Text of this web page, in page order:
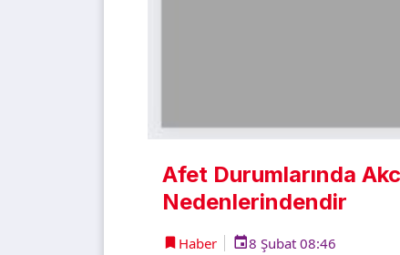
Afet Durumlarında
Nedenlerindendir
Haber 8 Şubat 08:46